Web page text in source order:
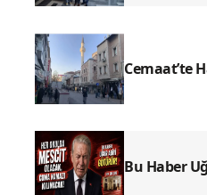
Cemaat’te
Bu Haber